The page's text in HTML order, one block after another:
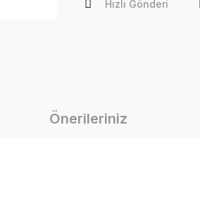
Hızlı Gönderi
Önerileriniz